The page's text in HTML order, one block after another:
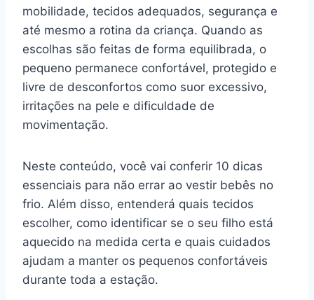
mobilidade, tecidos adequados, segurança e
até mesmo a rotina da criança. Quando as
escolhas são feitas de forma equilibrada, o
pequeno permanece confortável, protegido e
livre de desconfortos como suor excessivo,
irritações na pele e dificuldade de
movimentação.
Neste conteúdo, você vai conferir 10 dicas
essenciais para não errar ao vestir bebês no
frio. Além disso, entenderá quais tecidos
escolher, como identificar se o seu filho está
aquecido na medida certa e quais cuidados
ajudam a manter os pequenos confortáveis
durante toda a estação.